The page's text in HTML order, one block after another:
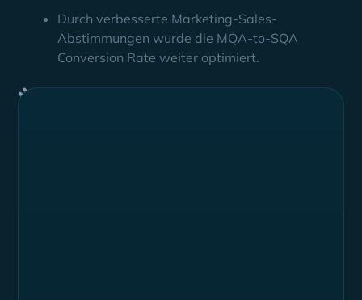
Durch verbesserte Marketing-Sales-
Abstimmungen wurde die MQA-to-SQA
Conversion Rate weiter optimiert.